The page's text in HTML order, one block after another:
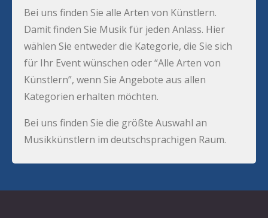
Bei uns finden Sie alle Arten von Künstlern.
Damit finden Sie Musik für jeden Anlass. Hier
wählen Sie entweder die Kategorie, die Sie sich
für Ihr Event wünschen oder “Alle Arten von
Künstlern”, wenn Sie Angebote aus allen
Kategorien erhalten möchten.
Bei uns finden Sie die größte Auswahl an
Musikkünstlern im deutschsprachigen Raum.